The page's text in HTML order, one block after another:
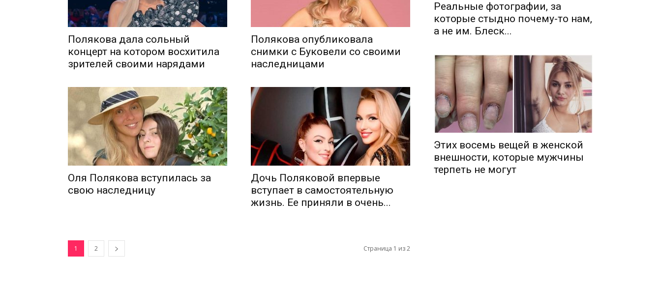
Полякова дала сольный
концерт на котором восхитила
зрителей своими нарядами
Полякова опубликовала
снимки с Буковели со своими
наследницами
Оля Полякова вступилась за
свою наследницу
Дочь Поляковой впервые
вступает в самостоятельную
жизнь. Ее приняли в очень...
1 2 Страница 1 из 2
Реальные фотографии, за
которые стыдно почему-то нам,
а не им. Блеск...
Этих восемь вещей в женской
внешности, которые мужчины
терпеть не могут